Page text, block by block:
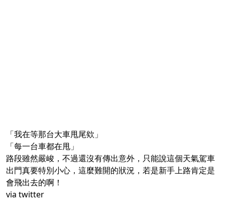
「我在等那台大車甩尾欸」
「每一台車都在甩」
路段雖然嚴峻，不過還沒有傳出意外，只能說這個天氣駕車
出門真要特別小心，這麼難開的狀況，若是新手上路肯定是
會飛出去的啊！
via twitter